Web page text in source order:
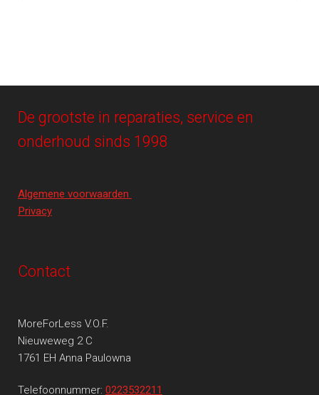
De grootste in reparaties, service en
onderhoud sinds 1998
Algemene voorwaarden
Privacy
Contact
MoreForLess V.O.F.
Nieuweweg 2 C
1761 EH Anna Paulowna
Telefoonnummer: 0223532211